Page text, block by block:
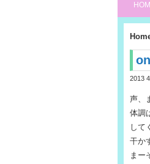
2013
声、
体調
して
干か
まー